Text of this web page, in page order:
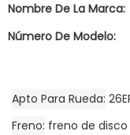
Nombre De La Marca:
Número De Modelo:
Apto Para Rueda
Freno freno de disco